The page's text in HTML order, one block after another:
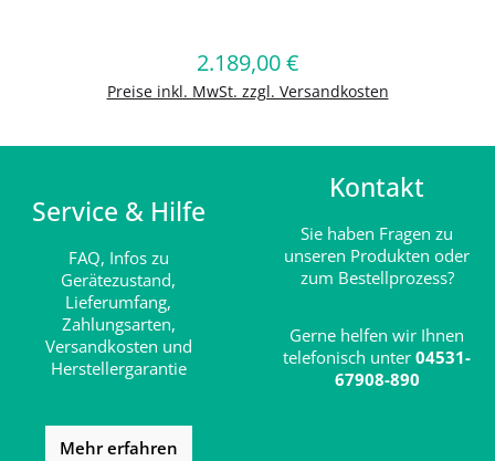
Regulärer Preis:
2.189,00 €
Preise inkl. MwSt. zzgl. Versandkosten
In den Warenkorb
Service & Hilfe
FAQ, Infos zu
Gerätezustand,
Lieferumfang,
Zahlungsarten,
Versandkosten und
Herstellergarantie
Mehr erfahren
Kontakt
Sie haben Fragen zu
unseren Produkten oder
zum Bestellprozess?
Gerne helfen wir Ihnen
telefonisch unter 04531-
67908-890